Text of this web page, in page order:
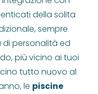
della solita
sempre
personalità ed
più vicino ai tuoi
tutto nuovo al
le piscine